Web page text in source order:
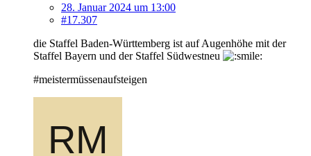
28. Januar 2024 um 13:00
#17.307
die Staffel Baden-Württemberg ist auf Augenhöhe mit der
Staffel Bayern und der Staffel Südwestneu
#meistermüssenaufsteigen